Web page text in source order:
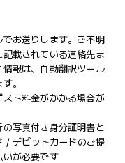
お送りします。ご不明
載されている連絡先ま
報は、自動翻訳ツール
。
ト料金がかかる場合が
写真付き身分証明書と
/ デビットカードのご提
いが必要です